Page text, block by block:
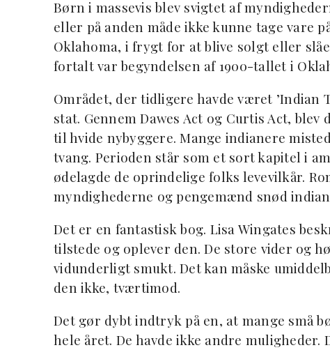
Børn i massevis blev svigtet af
eller på anden måde ikke kunne tage vare
Oklahoma, i frygt for at blive solgt eller
fortalt var begyndelsen af 1900-tallet i
Området, der tidligere havde været ’Indian
stat. Gennem Dawes Act og Curtis Act,
til hvide nybyggere. Mange indianere
tvang. Perioden står som et sort kapitel i
ødelagde de oprindelige folks levevilkår.
myndighederne og pengemænd snød
Det er en fantastisk bog. Lisa Wingates
tilstede og oplever den. De store vider og
vidunderligt smukt. Det kan måske
den ikke, tværtimod.
Det gør dybt indtryk på en, at mange små
hele året. De havde ikke andre